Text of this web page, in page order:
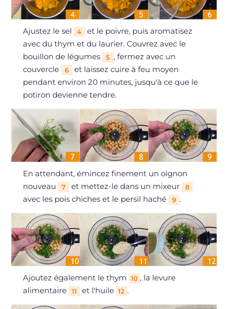
Ajustez le sel 4
et le poivre, puis aromatisez
avec du thym et du laurier. Couvrez avec le
bouillon de légumes
5 , fermez avec un
couvercle
6
et laissez cuire à feu moyen
pendant environ 20 minutes, jusqu'à ce que le
potiron devienne tendre.
En attendant, émincez finement un oignon
nouveau
7 et mettez-le dans un mixeur 8
avec les pois chiches et le persil haché 9 .
Ajoutez également le thym 10 , la levure
alimentaire
11 et l'huile 12 .